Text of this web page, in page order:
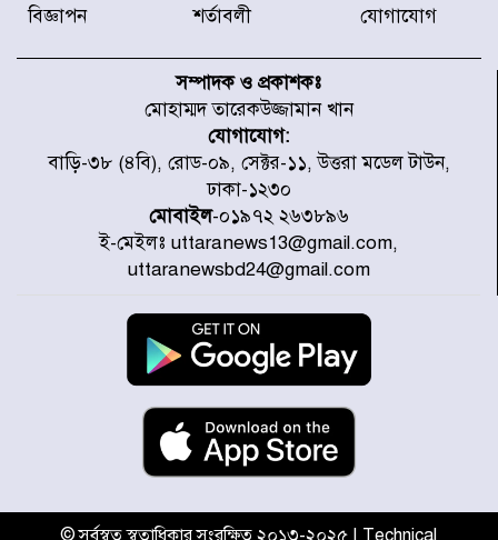
স্থাপনের উদ্যোগ চান মিয়া ব্যাপারীর
৭ জেলায় ঝোড়ো হাওয়াসহ বজ্রবৃষ্টির
শঙ্কা
বগুড়া ও সিলেটে সড়ক দুর্ঘটনায় নিহত
১৫
জুলাইয়ে দেশজুড়ে ৪৫৮টি সড়ক
দুর্ঘটনায় ৪১৬ জন নিহত হয়েছেন
হারিয়ে যাওয়া শিশুকে পরিবারের কাছে
ফিরিয়ে প্রশংসায় ভাসছেন খিলক্ষেত
বিজ্ঞাপন শর্তাবলী যোগাযোগ
সম্পাদক ও প্রকাশকঃ
মোহাম্মদ তারেকউজ্জামান খান
যোগাযোগ:
বাড়ি-৩৮ (৪বি), রোড-০৯, সেক্টর-১১, উত্তরা মডেল টাউন,
ঢাকা-১২৩০
মোবাইল-০১৯৭২ ২৬৩৮৯৬
ই-মেইলঃ uttaranews13@gmail.com,
uttaranewsbd24@gmail.com
© সর্বস্বত্ব স্বত্বাধিকার সংরক্ষিত ২০১৩-২০২৫ | Technical